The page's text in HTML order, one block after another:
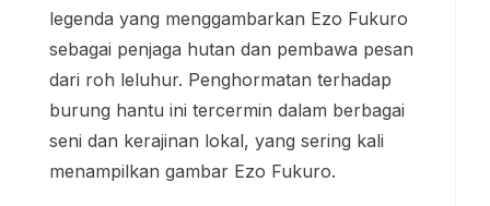
legenda yang menggambarkan Ezo Fukuro
sebagai penjaga hutan dan pembawa pesan
dari roh leluhur. Penghormatan terhadap
burung hantu ini tercermin dalam berbagai
seni dan kerajinan lokal, yang sering kali
menampilkan gambar Ezo Fukuro.